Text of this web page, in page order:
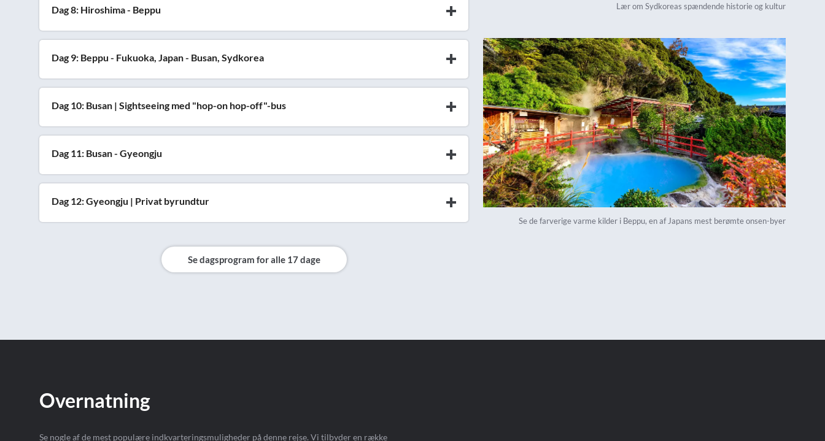
Dag 8: Hiroshima - Beppu
Dag 9: Beppu - Fukuoka, Japan - Busan, Sydkorea
Dag 10: Busan | Sightseeing med "hop-on hop-off"-bus
Dag 11: Busan - Gyeongju
Dag 12: Gyeongju | Privat byrundtur
Se dagsprogram for alle 17 dage
Lær om Sydkoreas spændende historie og kultur
Se de farverige varme kilder i Beppu, en af Japans mest berømte onsen-byer
Overnatning
Se nogle af de mest populære indkvarteringsmuligheder på denne rejse. Vi tilbyder en række